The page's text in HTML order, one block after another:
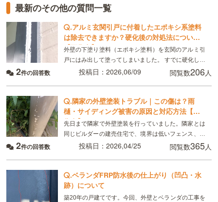
最新のその他の質問一覧
.アルミ玄関引戸に付着したエポキシ系塗料
は除去できますか？硬化後の対処法について
【画像有】
外壁の下塗り塗料（エポキシ塗料）を玄関のアルミ引
戸にはみ出して塗ってしまいました。 すでに硬化して
います。 落とす方法はないものでしょうか？ また落
2件の回答数 投稿日：2026,06/09 閲覧数206人
.隣家の外壁塗装トラブル｜この傷は？雨
樋・サイディング被害の原因と対応方法【画
像有】
先日まで隣家で外壁塗装を行っていました。隣家とは
同じビルダーの建売住宅で、境界は低いフェンス、こ
れを挟んで互いに幅50センチほどの通路があります。
2件の回答数 投稿日：2026,04/25 閲覧数365人
.ベランダFRP防水後の仕上がり（凹凸・水
跡）について
築20年の戸建てです。今回、外壁とベランダの工事を